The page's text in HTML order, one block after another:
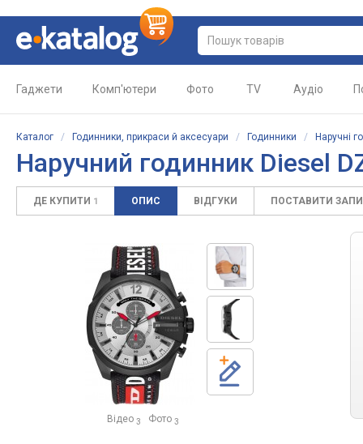
Гаджети Комп'ютери Фото TV Аудіо
Каталог / Годинники, прикраси й аксесуари / Годинники / Наручні
Наручний годинник Diesel
ДЕ КУПИТИ 1 ОПИС ВІДГУКИ ПОСТАВИТИ
Відео 3 Фото 3